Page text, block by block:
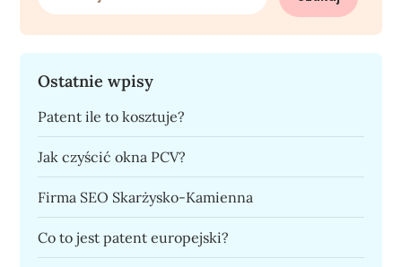
Ostatnie wpisy
Patent ile to kosztuje?
Jak czyścić okna PCV?
Firma SEO Skarżysko-Kamienna
Co to jest patent europejski?